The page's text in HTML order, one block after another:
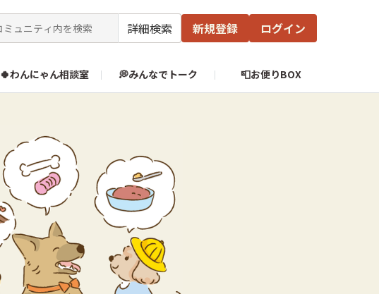
詳細検索 新規登録 ログイン
🍀わんにゃん相談室 💭みんなでトーク 📮お便りBOX